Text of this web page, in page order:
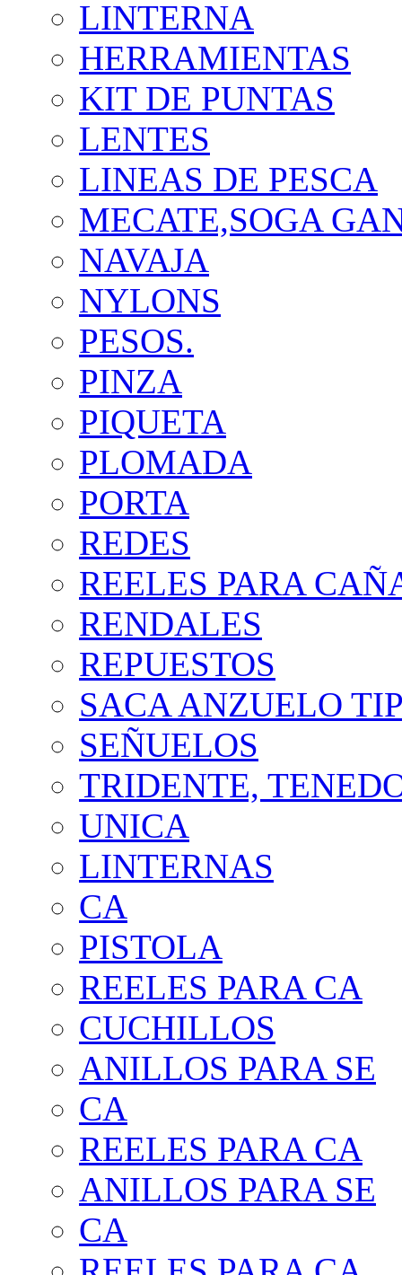
LINTERNA
HERRAMIENTAS
KIT DE PUNTAS
LENTES
LINEAS DE PESCA
MECATE,SOGA
NAVAJA
NYLONS
PESOS.
PINZA
PIQUETA
PLOMADA
PORTA
REDES
REELES PARA
RENDALES
REPUESTOS
SACA ANZUELO
SEÑUELOS
TRIDENTE,
UNICA
LINTERNAS
CA
PISTOLA
REELES PARA CA
CUCHILLOS
ANILLOS PARA SE
CA
REELES PARA CA
ANILLOS PARA SE
CA